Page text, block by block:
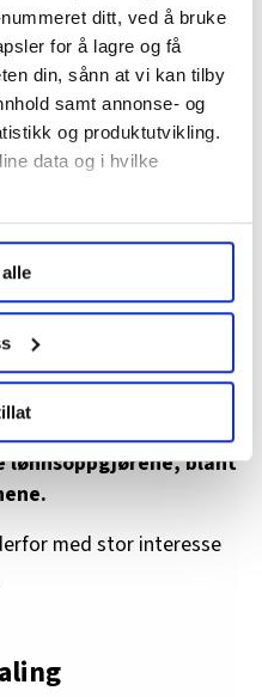
ditt, ved å bruke
for å lagre og få
din, sånn at vi kan tilby
samt annonse- og
og produktutvikling.
data og i hvilke
hvordan dine personlige
kan velge hvordan de skal
eller trekke tilbake ditt
hk-nytt.no
(cookies) for å
brukt slik at vi tilby
og utarbeide
du bruker
samarbeidspartnere
partene 23. mars var
som avgjør lønna for
altså det såkalte
178.000 medlemmer,
Oppgjøret om
er alltid først ut,
at industrien går i
På den måten
lønnsoppgjørene, blant
med stor interesse